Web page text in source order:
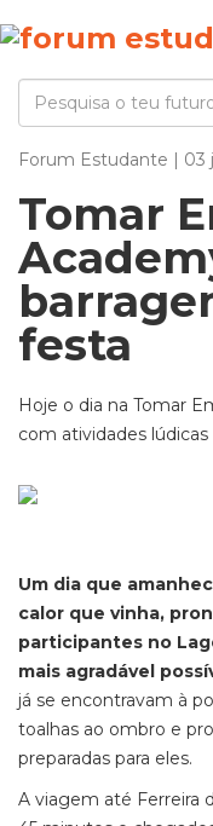
Forum Estudante | 03
Tomar
festa
Hoje o dia na Tomar
com atividades lúdicas
Um dia que
calor que vinha,
participantes no
mais agradável
já se encontravam à
toalhas ao ombro e
preparadas para eles.
A viagem até Ferreira